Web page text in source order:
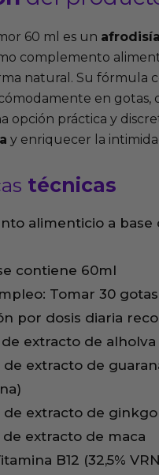
60 ml es un
complemento
natural. Su fórmula
en
opción práctica y
y enriquecer la
técnicas
alimenticio a base
contiene 60ml
Tomar 30
por dosis diaria
de extracto de alholva
de extracto de
de extracto de ginkgo
de extracto de maca
B12 (32,5%